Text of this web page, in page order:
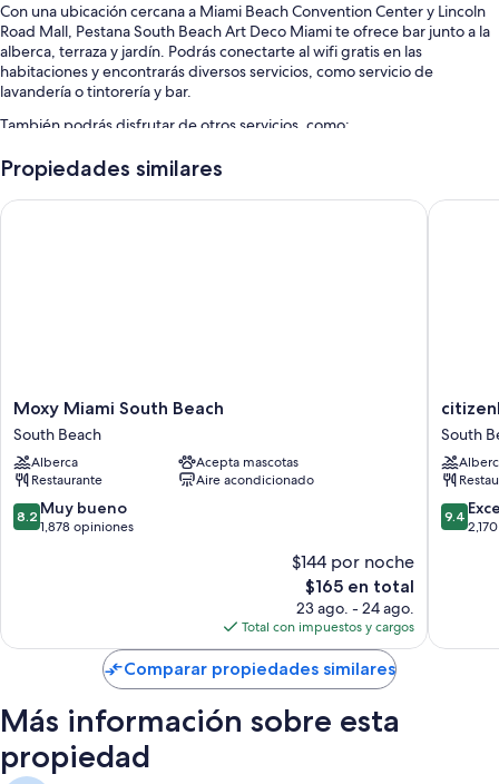
Con una ubicación cercana a Miami Beach Convention Center y Lincoln
Road Mall, Pestana South Beach Art Deco Miami te ofrece bar junto a la
alberca, terraza y jardín. Podrás conectarte al wifi gratis en las
habitaciones y encontrarás diversos servicios, como servicio de
lavandería o tintorería y bar.
También podrás disfrutar de otros servicios, como:
Alberca al aire libre con camastros y sombrillas
Características de la habitación
Las 99 habitaciones incluyen comodidades como caja de seguridad (con
espacio para laptop) y espacio para trabajar con laptop, al igual que
detalles como wifi gratis y aire acondicionado.
Otros de los servicios que también encontrarás son:
Televisiones LED de 45 pulgadas con canales por cable
Armarios o clósets, refrigeradores y cafeteras
Propiedades similares
Moxy
Miami
South
Beach
South
Beach
Moxy Miami South Beach
South Beach
Alberca
Acepta mascotas
Restaurante
Aire acondicionado
8.2
de
8.2 Muy bueno
1,878 opiniones
$144 por noche
El
precio
actual
es
de
$165
$165 en total
23 ago. - 24 ago.
Total con impuestos y cargos
Moxy Miami South Beach
citizenM
Miami
South
Beach
South
Beach
South
9.4
de
9.4
citizenM
Comparar propiedades similares
Más información sobre esta
propiedad